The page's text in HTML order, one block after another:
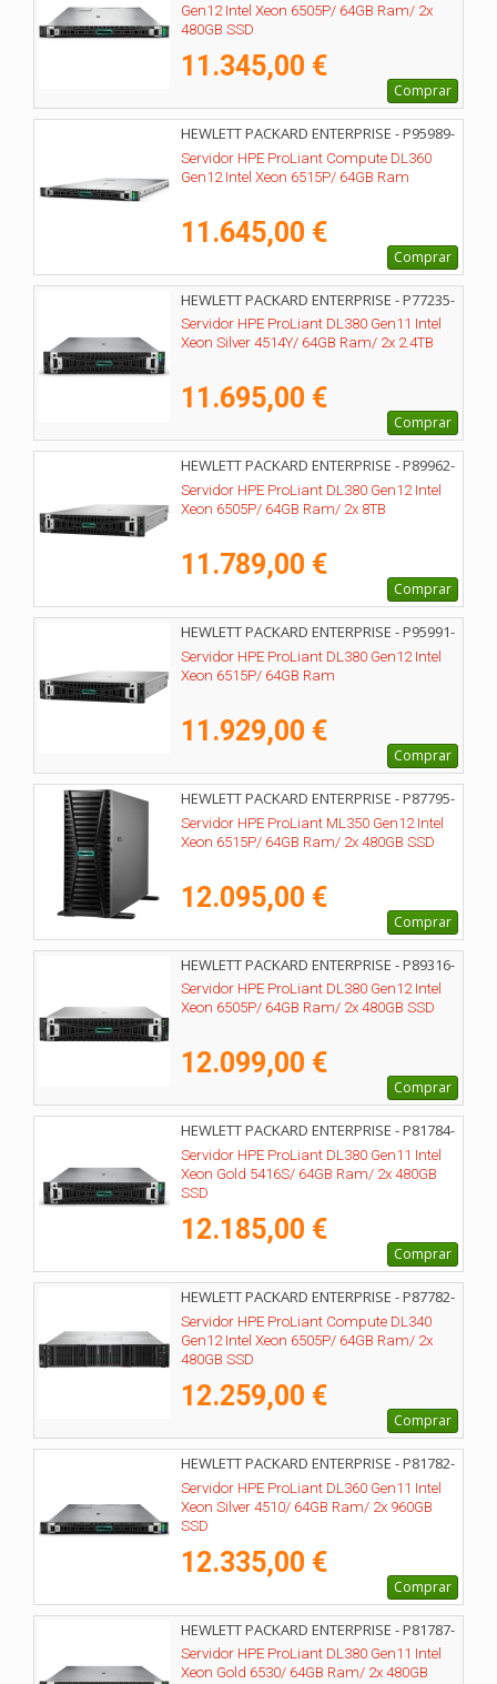
Gen12 Intel Xeon 6505P/ 64GB Ram/ 2x
480GB SSD
11.345,00 €
Comprar
HEWLETT PACKARD ENTERPRISE - P95989-
425
Servidor HPE ProLiant Compute DL360
Gen12 Intel Xeon 6515P/ 64GB Ram
11.645,00 €
Comprar
HEWLETT PACKARD ENTERPRISE - P77235-
425
Servidor HPE ProLiant DL380 Gen11 Intel
Xeon Silver 4514Y/ 64GB Ram/ 2x 2.4TB
11.695,00 €
Comprar
HEWLETT PACKARD ENTERPRISE - P89962-
425
Servidor HPE ProLiant DL380 Gen12 Intel
Xeon 6505P/ 64GB Ram/ 2x 8TB
11.789,00 €
Comprar
HEWLETT PACKARD ENTERPRISE - P95991-
425
Servidor HPE ProLiant DL380 Gen12 Intel
Xeon 6515P/ 64GB Ram
11.929,00 €
Comprar
HEWLETT PACKARD ENTERPRISE - P87795-
425
Servidor HPE ProLiant ML350 Gen12 Intel
Xeon 6515P/ 64GB Ram/ 2x 480GB SSD
12.095,00 €
Comprar
HEWLETT PACKARD ENTERPRISE - P89316-
425
Servidor HPE ProLiant DL380 Gen12 Intel
Xeon 6505P/ 64GB Ram/ 2x 480GB SSD
12.099,00 €
Comprar
HEWLETT PACKARD ENTERPRISE - P81784-
425
Servidor HPE ProLiant DL380 Gen11 Intel
Xeon Gold 5416S/ 64GB Ram/ 2x 480GB
SSD
12.185,00 €
Comprar
HEWLETT PACKARD ENTERPRISE - P87782-
425
Servidor HPE ProLiant Compute DL340
Gen12 Intel Xeon 6505P/ 64GB Ram/ 2x
480GB SSD
12.259,00 €
Comprar
HEWLETT PACKARD ENTERPRISE - P81782-
425
Servidor HPE ProLiant DL360 Gen11 Intel
Xeon Silver 4510/ 64GB Ram/ 2x 960GB
SSD
12.335,00 €
Comprar
HEWLETT PACKARD ENTERPRISE - P81787-
425
Servidor HPE ProLiant DL380 Gen11 Intel
Xeon Gold 6530/ 64GB Ram/ 2x 480GB